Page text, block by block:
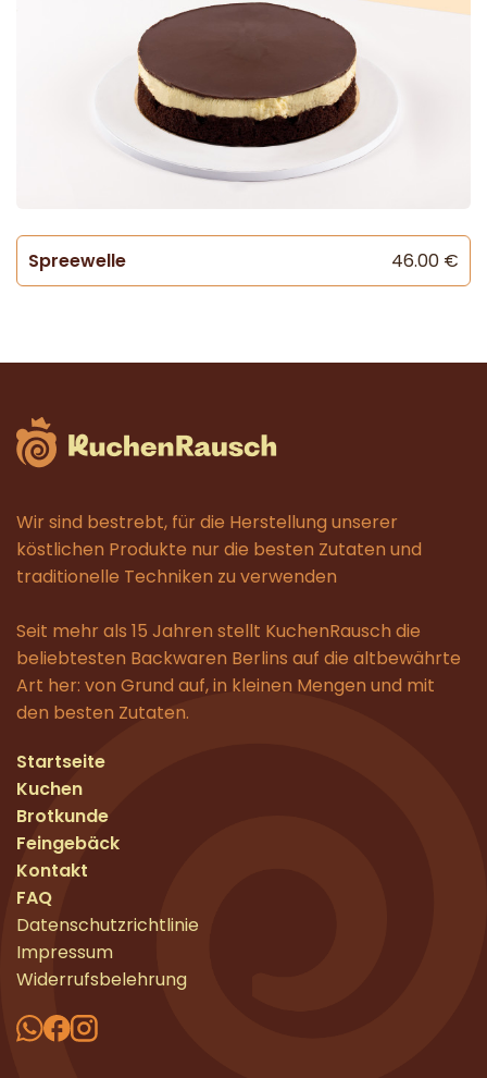
Spreewelle 46.00 €
Wir sind bestrebt, für die Herstellung unserer
köstlichen Produkte nur die besten Zutaten und
traditionelle Techniken zu verwenden
Seit mehr als 15 Jahren stellt KuchenRausch die
beliebtesten Backwaren Berlins auf die altbewährte
Art her: von Grund auf, in kleinen Mengen und mit
den besten Zutaten.
Startseite
Kuchen
Brotkunde
Feingebäck
Kontakt
FAQ
Datenschutzrichtlinie
Impressum
Widerrufsbelehrung